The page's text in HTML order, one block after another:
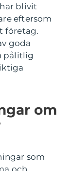
blivit
eftersom
företag.
goda
pålitlig
om
som